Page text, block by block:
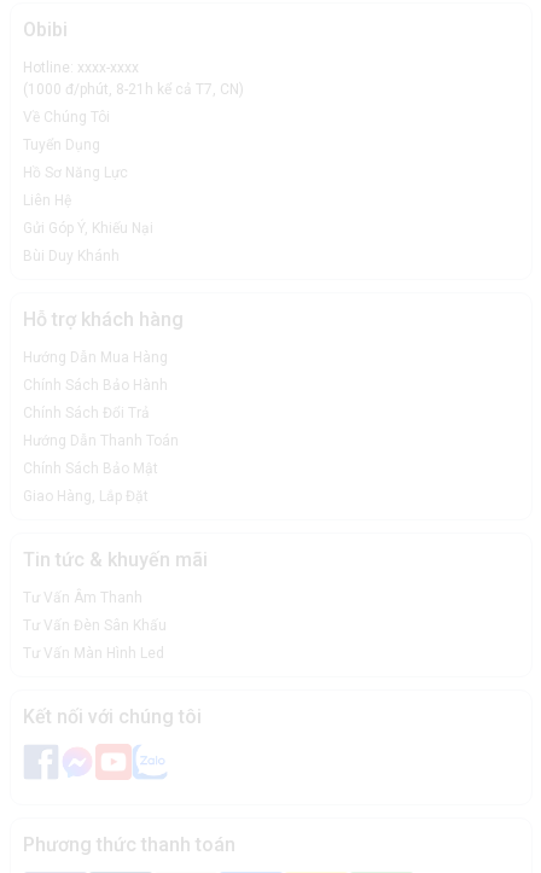
Obibi
Hotline: xxxx-xxxx
(1000 đ/phút, 8-21h kể cả T7, CN)
Về Chúng Tôi
Tuyển Dụng
Hồ Sơ Năng Lực
Liên Hệ
Gửi Góp Ý, Khiếu Nại
Bùi Duy Khánh
Hỗ trợ khách hàng
Hướng Dẫn Mua Hàng
Chính Sách Bảo Hành
Chính Sách Đổi Trả
Hướng Dẫn Thanh Toán
Chính Sách Bảo Mật
Giao Hàng, Lắp Đặt
Tin tức & khuyến mãi
Tư Vấn Âm Thanh
Tư Vấn Đèn Sân Khấu
Tư Vấn Màn Hình Led
Kết nối với chúng tôi
Phương thức thanh toán